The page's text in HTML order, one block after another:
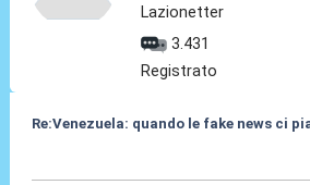
Lazionetter
3.431
Registrato
Re:Venezuela: quando le fake news ci